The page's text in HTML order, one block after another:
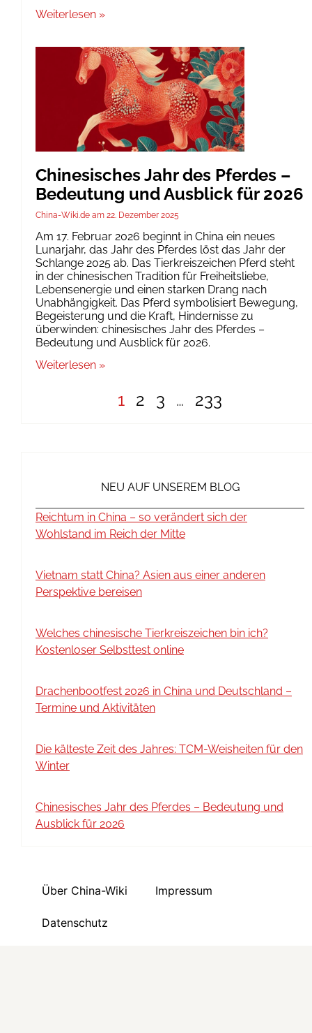
Weiterlesen »
Chinesisches Jahr des Pferdes –
Bedeutung und Ausblick für 2026
China-Wiki.de 22. Dezember 2025
Am 17. Februar 2026 beginnt in China ein neues
Lunarjahr, das Jahr des Pferdes löst das Jahr der
Schlange 2025 ab. Das Tierkreiszeichen Pferd steht
in der chinesischen Tradition für Freiheitsliebe,
Lebensenergie und einen starken Drang nach
Unabhängigkeit. Das Pferd symbolisiert Bewegung,
Begeisterung und die Kraft, Hindernisse zu
überwinden: chinesisches Jahr des Pferdes –
Bedeutung und Ausblick für 2026.
Weiterlesen »
1 2 3 … 233
NEU AUF UNSEREM BLOG
Reichtum in China – so verändert sich der
Wohlstand im Reich der Mitte
Vietnam statt China? Asien aus einer anderen
Perspektive bereisen
Welches chinesische Tierkreiszeichen bin ich?
Kostenloser Selbsttest online
Drachenbootfest 2026 in China und Deutschland –
Termine und Aktivitäten
Die kälteste Zeit des Jahres: TCM-Weisheiten für den
Winter
Chinesisches Jahr des Pferdes – Bedeutung und
Ausblick für 2026
Über China-Wiki Impressum
Datenschutz